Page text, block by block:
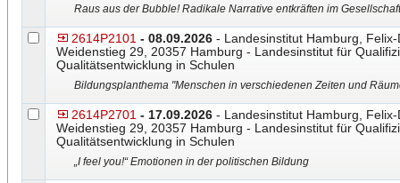
Raus aus der Bubble! Radikale Narrative entkräften im
2614P2101 - 08.09.2026 - Landesinstitut Hamburg,
Weidenstieg 29, 20357 Hamburg - Landesinstitut für
Qualitätsentwicklung in Schulen
Bildungsplanthema "Menschen in verschiedenen Zeiten und
2614P2701 - 17.09.2026 - Landesinstitut Hamburg,
Weidenstieg 29, 20357 Hamburg - Landesinstitut für
Qualitätsentwicklung in Schulen
„I feel you!“ Emotionen in der politischen Bildung